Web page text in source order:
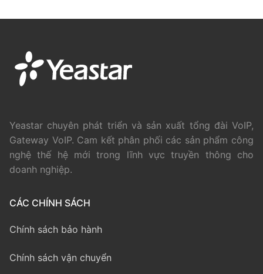
Yeastar chuyên phát triển và sản xuất tổng đài VoIP,
Gateway VoIP. Cam kết phân phối các sản phẩm công
nghệ thế hệ mới trong lĩnh vực truyền thông cho
doanh nghiệp.
CÁC CHÍNH SÁCH
Chính sách bảo hành
Chính sách vận chuyển